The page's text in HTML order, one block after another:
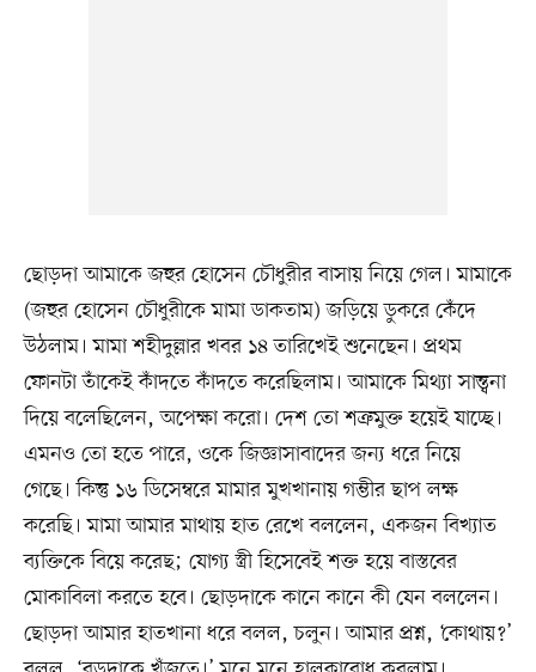
ছোড়দা আমাকে জহুর হোসেন চৌধুরীর বাসায় নিয়ে গেল। মামাকে
(জহুর হোসেন চৌধুরীকে মামা ডাকতাম) জড়িয়ে ডুকরে কেঁদে
উঠলাম। মামা শহীদুল্লার খবর ১৪ তারিখেই শুনেছেন। প্রথম
ফোনটা তাঁকেই কাঁদতে কাঁদতে করেছিলাম। আমাকে মিথ্যা সান্ত্বনা
দিয়ে বলেছিলেন, অপেক্ষা করো। দেশ তো শত্রুমুক্ত হয়েই যাচ্ছে।
এমনও তো হতে পারে, ওকে জিজ্ঞাসাবাদের জন্য ধরে নিয়ে
গেছে। কিন্তু ১৬ ডিসেম্বরে মামার মুখখানায় গম্ভীর ছাপ লক্ষ
করেছি। মামা আমার মাথায় হাত রেখে বললেন, একজন বিখ্যাত
ব্যক্তিকে বিয়ে করেছ; যোগ্য স্ত্রী হিসেবেই শক্ত হয়ে বাস্তবের
মোকাবিলা করতে হবে। ছোড়দাকে কানে কানে কী যেন বললেন।
ছোড়দা আমার হাতখানা ধরে বলল, চলুন। আমার প্রশ্ন, ‘কোথায়?’